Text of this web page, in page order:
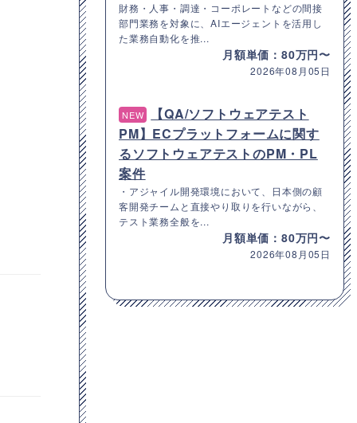
財務・人事・調達・コーポレートなどの間接
部門業務を対象に、AIエージェントを活用し
た業務自動化を推...
月額単価：80万円〜
2026年08月05日
NEW
【QA/ソフトウェアテスト
PM】ECプラットフォームに関す
るソフトウェアテストのPM・PL
案件
・アジャイル開発環境において、日本側の顧
客開発チームと直接やり取りを行いながら、
テスト業務全般を...
月額単価：80万円〜
2026年08月05日